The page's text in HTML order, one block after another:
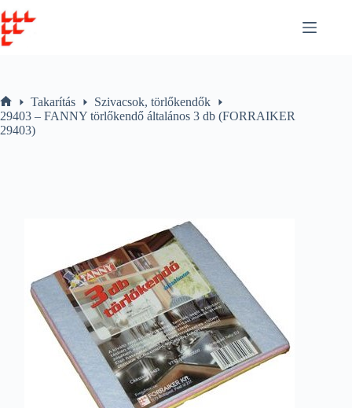
to
content
Home
Takarítás
Szivacsok, törlőkendők
29403 – FANNY törlőkendő általános 3 db (FORRAIKER
29403)